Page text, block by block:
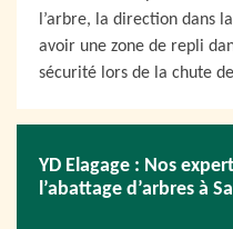
l’arbre, la direction dans
avoir une zone de repli
sécurité lors de la chute
YD Elagage : Nos
l’abattage d’arbres à